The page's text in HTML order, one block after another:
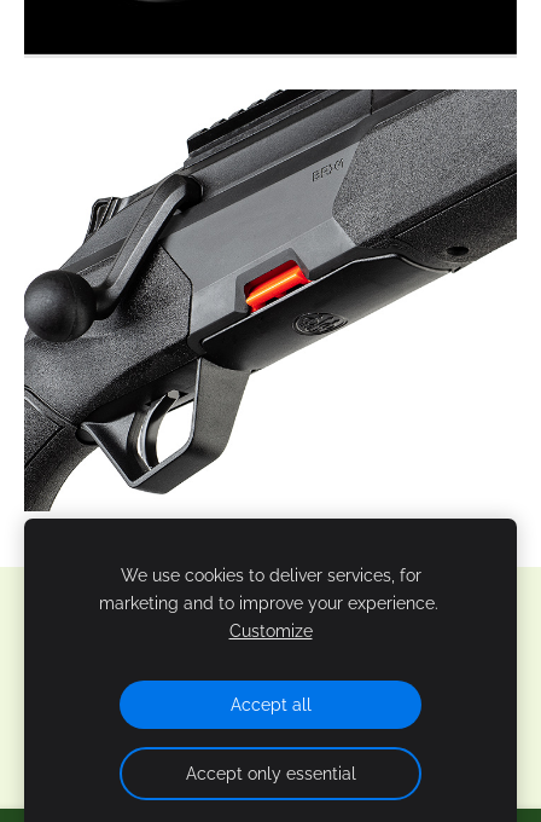
Sīkdatnes
Veidots arMozello- labo mājas lapu ģeneratoru.
We use cookies to deliver services, for
marketing and to improve your experience.
Customize
Accept all
Accept only essential